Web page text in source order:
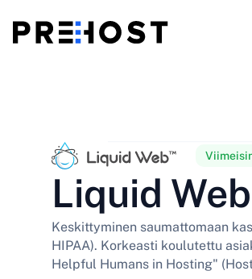
Halpa VPS
EN - English
HU - Magyar
LT - Lietuvių
PT-BR - Português
Liquid
Keskittyminen saumattomaan
HIPAA). Korkeasti koulutettu
Helpful Humans in Hosting"